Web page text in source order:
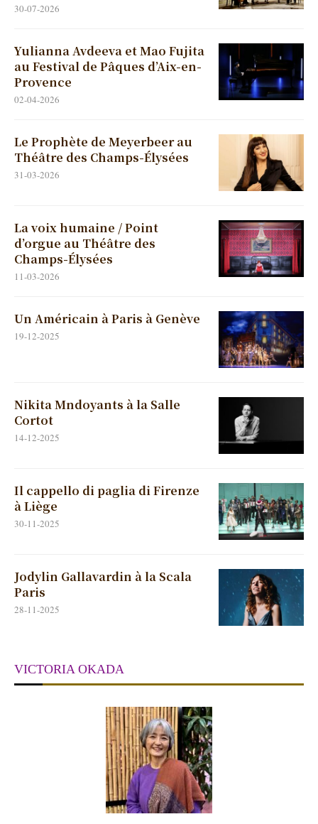
30-07-2026
Yulianna Avdeeva et Mao Fujita
au Festival de Pâques d’Aix-en-
Provence
02-04-2026
Le Prophète de Meyerbeer au
Théâtre des Champs-Élysées
31-03-2026
La voix humaine / Point
d’orgue au Théâtre des
Champs-Élysées
11-03-2026
Un Américain à Paris à Genève
19-12-2025
Nikita Mndoyants à la Salle
Cortot
14-12-2025
Il cappello di paglia di Firenze
à Liège
30-11-2025
Jodylin Gallavardin à la Scala
Paris
28-11-2025
VICTORIA OKADA